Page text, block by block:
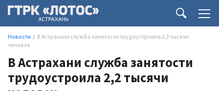
Новости
В Астрахани служба занятости трудоустроила 2,2 тысячи
человек
В Астрахани служба занятости
трудоустроила 2,2 тысячи